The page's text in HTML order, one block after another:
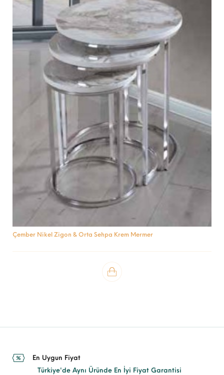
Çember Nikel Zigon & Orta Sehpa Krem Mermer
En Uygun Fiyat
Türkiye'de Aynı Üründe En İyi Fiyat Garantisi